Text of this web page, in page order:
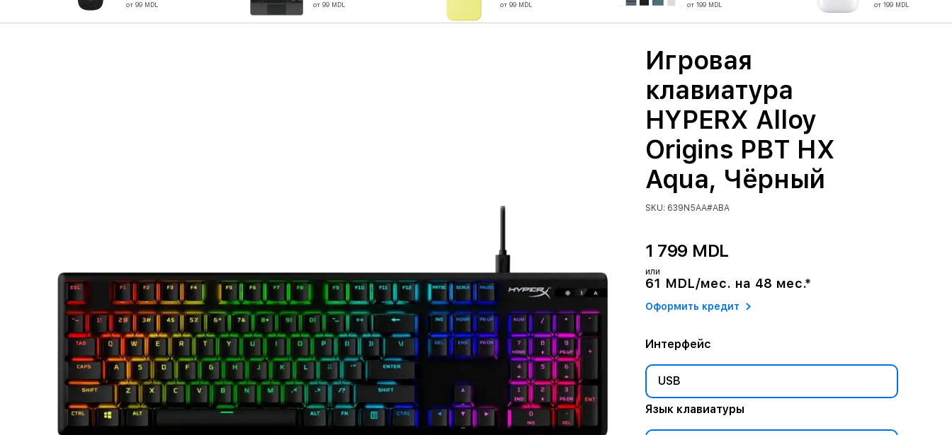
от 99 MDL от 99 MDL от 99 MDL от 199 MDL от 199 MDL
Игровая
клавиатура
HYPERX Alloy
Origins PBT HX
Aqua, Чёрный
SKU: 639N5AA#ABA
1 799 MDL
или
61 MDL/мес. на 48 мес.*
Оформить кредит
Интерфейс
USB
Язык клавиатуры